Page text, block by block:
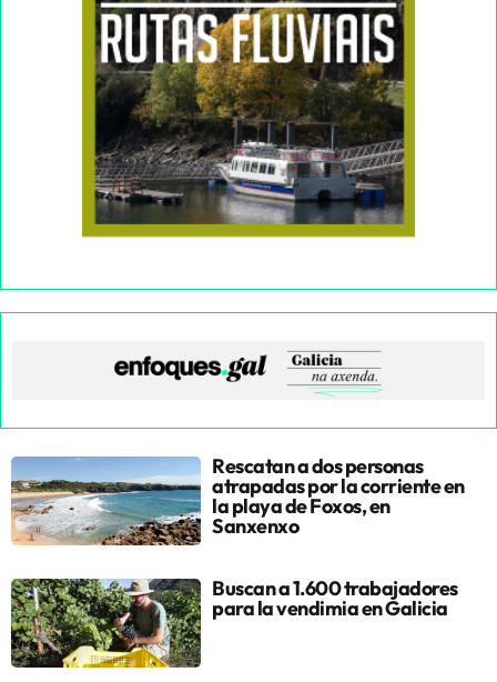
Rescatan a dos personas
atrapadas por la corriente en
la playa de Foxos, en
Sanxenxo
Buscan a 1.600 trabajadores
para la vendimia en Galicia